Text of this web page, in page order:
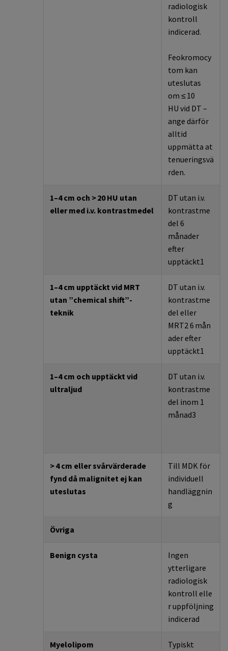
radiologisk
kontroll
indicerad.
Feokromocy
tom kan
uteslutas
om ≤10
HU vid DT –
ange därför
alltid
uppmätta at
tenueringsvä
rden.
1–4 cm och >20 HU utan
eller med i.v. kontrastmedel
DT utan i.v.
kontrastme
del 6
månader
efter
upptäckt1
1–4 cm upptäckt vid MRT
utan ”chemical shift”-
teknik
DT utan i.v.
kontrastme
del eller
MRT2 6 mån
ader efter
upptäckt1
1–4 cm och upptäckt vid
ultraljud
DT utan i.v.
kontrastme
del inom 1
månad3
>4 cm eller svårvärderade
fynd då malignitet ej kan
uteslutas
Till MDK för
individuell
handläggnin
g
Övriga
Benign cysta
Ingen
ytterligare
radiologisk
kontroll elle
ruppföljning
indicerad
Myelolipom
Typiskt